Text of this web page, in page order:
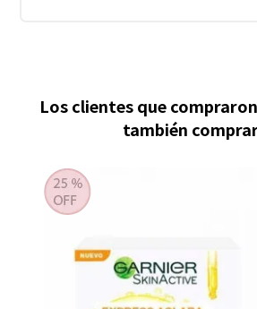
Los clientes que
también